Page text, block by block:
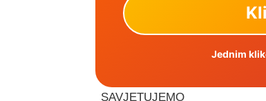
Jednim